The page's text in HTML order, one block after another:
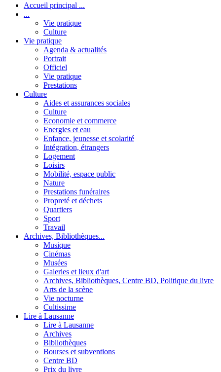
Accueil principal ...
...
Vie pratique
Culture
Vie pratique
Agenda & actualités
Portrait
Officiel
Vie pratique
Prestations
Culture
Aides et assurances sociales
Culture
Economie et commerce
Energies et eau
Enfance, jeunesse et scolarité
Intégration, étrangers
Logement
Loisirs
Mobilité, espace public
Nature
Prestations funéraires
Propreté et déchets
Quartiers
Sport
Travail
Archives, Bibliothèques...
Musique
Cinémas
Musées
Galeries et lieux d'art
Archives, Bibliothèques, Centre BD, Politique du livre
Arts de la scène
Vie nocturne
Cultissime
Lire à Lausanne
Lire à Lausanne
Archives
Bibliothèques
Bourses et subventions
Centre BD
Prix du livre